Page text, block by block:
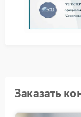
Обращение в
устранить
Заказать